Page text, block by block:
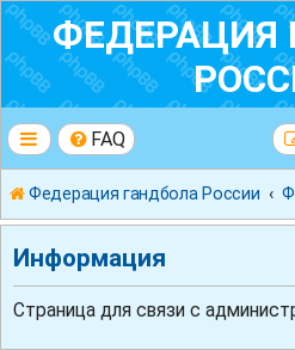
ФЕДЕРАЦИЯ
FAQ
Федерация гандбола России
Информация
Страница для связи с